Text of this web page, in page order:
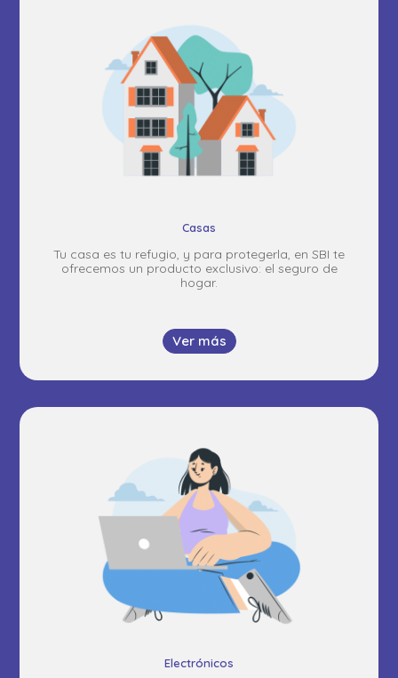
Casas
Tu casa es tu refugio, y para protegerla, en SBI te
ofrecemos un producto exclusivo: el seguro de
hogar.
Ver más
Electrónicos